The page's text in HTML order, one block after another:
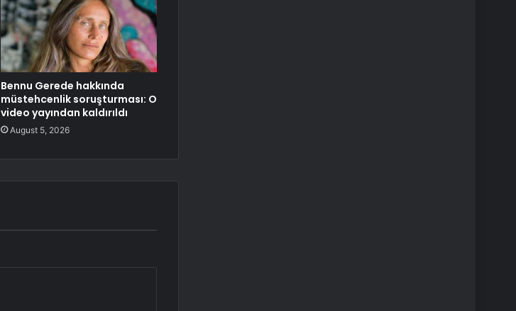
Bennu Gerede hakkında
müstehcenlik soruşturması: O
video yayından kaldırıldı
August 5, 2026